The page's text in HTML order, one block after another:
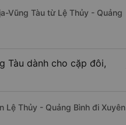
Vũng Tàu từ Lệ Thủy - Quảng
Tàu dành cho cặp đôi,
Lệ Thủy - Quảng Bình đi Xuyên